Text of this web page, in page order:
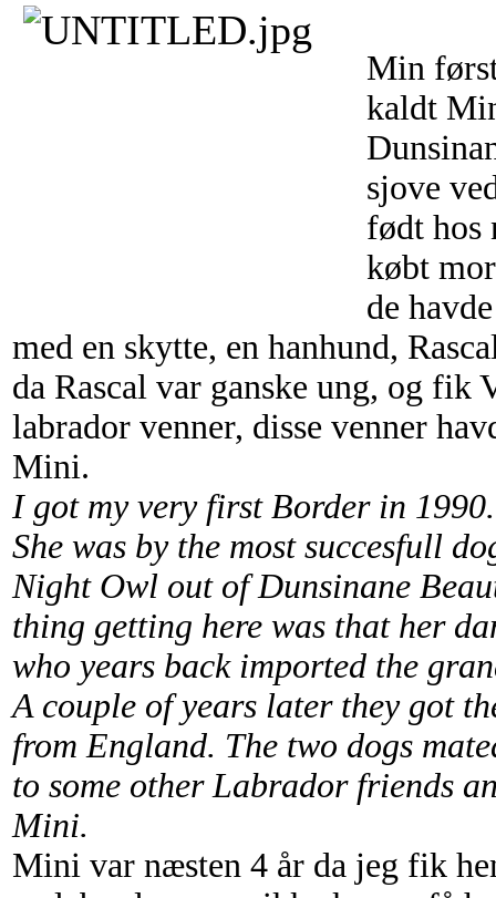
Min
kaldt
sjove
født hos
købt
de
med en skytte, en hanhund,
da Rascal var ganske ung, og
labrador venner, disse venner
Mini.
I got my very first Border in
She was by the most succesfull
Night Owl out of Dunsinane
thing getting here was that her
who years back imported the
A couple of years later they got
from England. The two dogs
to some other Labrador friends
Mini.
Mini var næsten 4 år da jeg fik